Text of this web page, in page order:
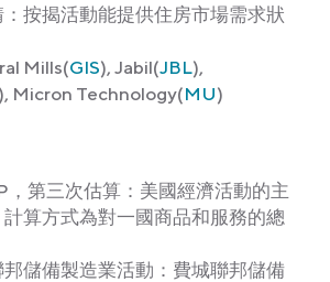
按揭活動能提供住房市場需求狀
Mills(GIS), Jabil(JBL),
), Micron Technology(MU)
，第三次估算：美國經濟活動的主
算方式為對一國商品和服務的總
儲備製造業活動：費城聯邦儲備